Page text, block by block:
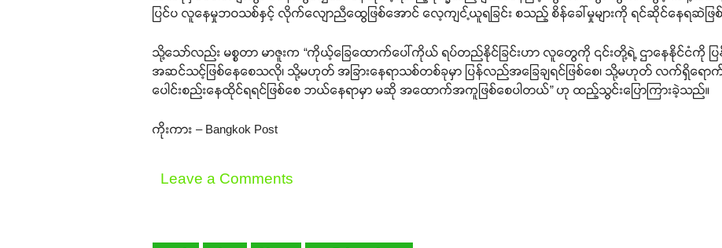
ပြင်ပ လူနေမှုဘဝသစ်နှင့် လိုက်လျောညီထွေဖြစ်အောင် လေ့ကျင့်ယူရခြင်း စသည့် စိန်ခေါ်မှုများကို ရင်ဆိုင်နေရဆဲဖ
သို့သော်လည်း မစ္စတာ မာဇူးက “ကိုယ့်ခြေထောက်ပေါ်ကိုယ် ရပ်တည်နိုင်ခြင်းဟာ လူတွေကို ၎င်းတို့ရဲ့ ဌာနေနိုင်ငံကို ပ
အဆင်သင့်ဖြစ်နေစေသလို၊ သို့မဟုတ် အခြားနေရာသစ်တစ်ခုမှာ ပြန်လည်အခြေချရင်ဖြစ်စေ၊ သို့မဟုတ် လက်ရှိရ
ပေါင်းစည်းနေထိုင်ရရင်ဖြစ်စေ ဘယ်နေရာမှာ မဆို အထောက်အကူဖြစ်စေပါတယ်” ဟု ထည့်သွင်းပြောကြားခဲ့သည်။
ကိုးကား – Bangkok Post
Leave a Comments